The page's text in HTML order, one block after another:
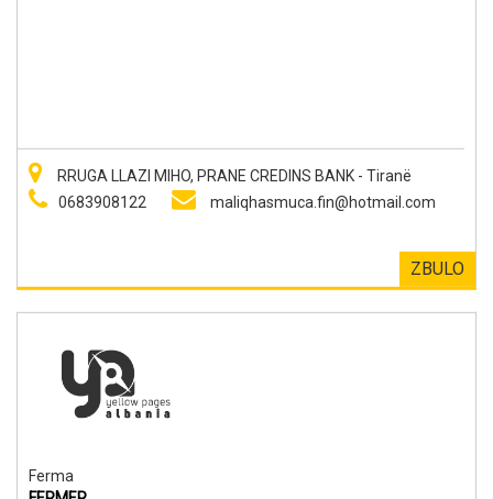
RRUGA LLAZI MIHO, PRANE CREDINS BANK - Tiranë
0683908122
maliqhasmuca.fin@hotmail.com
ZBULO
Ferma